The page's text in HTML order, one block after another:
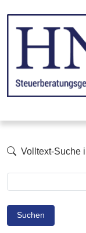
Volltext-Suche
Suchen